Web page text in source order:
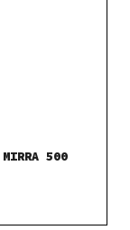
500